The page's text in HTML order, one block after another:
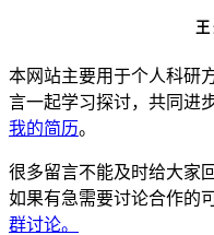
王
本网站主要用于个人科研
言一起学习探讨，共同进
我的简历。
很多留言不能及时给大家
如果有急需要讨论合作的
群讨论。